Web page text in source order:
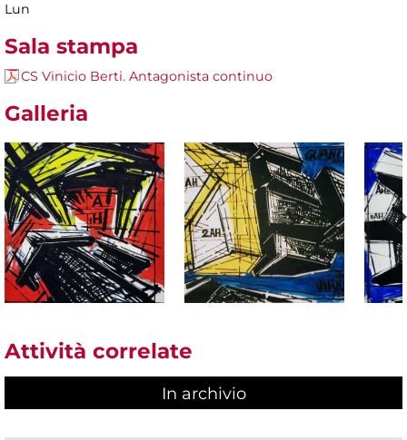
Lun
Sala stampa
CS Vinicio Berti. Antagonista continuo
Galleria
Attività correlate
In archivio